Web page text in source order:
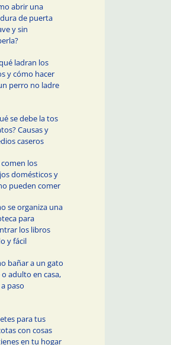
abrir una
de puerta
y sin
ladran los
y cómo hacer
perro no ladre
se debe la tos
Causas y
caseros
los
domésticos y
pueden comer
se organiza una
para
los libros
y fácil
bañar a un gato
o adulto en casa,
paso
para tus
con cosas
en tu hogar